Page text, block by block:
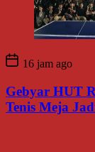
16 jam ago
Gebyar HUT
Tenis Meja